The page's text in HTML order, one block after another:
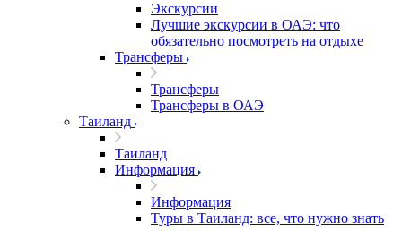
Экскурсии
Лучшие экскурсии в ОАЭ: что
обязательно посмотреть на отдыхе
Трансферы
Трансферы
Трансферы в ОАЭ
Таиланд
Таиланд
Информация
Информация
Туры в Таиланд: все, что нужно знать